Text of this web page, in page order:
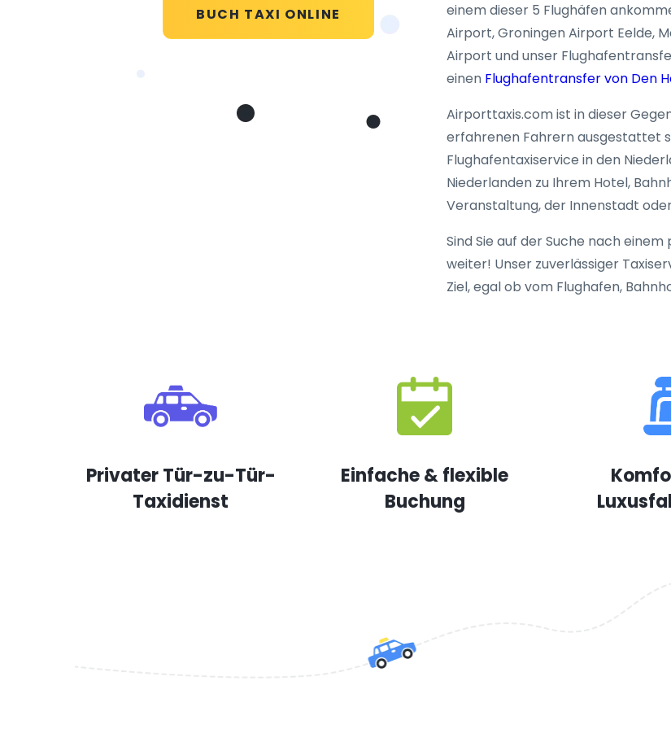
BUCH TAXI ONLINE
einem dieser 5 Flughäfen
Airport, Groningen Airport Eelde,
Airport und unser
einen Flughafentransfer von Den
Airporttaxis.com ist in dieser
erfahrenen Fahrern ausgestattet
Flughafentaxiservice in den
Niederlanden zu Ihrem Hotel,
Veranstaltung, der Innenstadt
Sind Sie auf der Suche nach
weiter! Unser zuverlässiger
Ziel, egal ob vom Flughafen,
Privater Tür-zu-Tür-
Taxidienst
Einfache & flexible
Buchung